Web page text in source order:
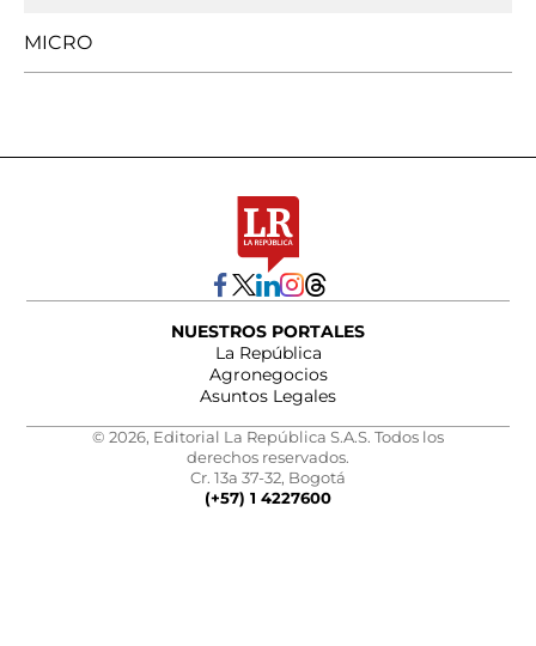
MICRO
NUESTROS PORTALES
La República
Agronegocios
Asuntos Legales
© 2026, Editorial La República S.A.S. Todos los
derechos reservados.
Cr. 13a 37-32, Bogotá
(+57) 1 4227600